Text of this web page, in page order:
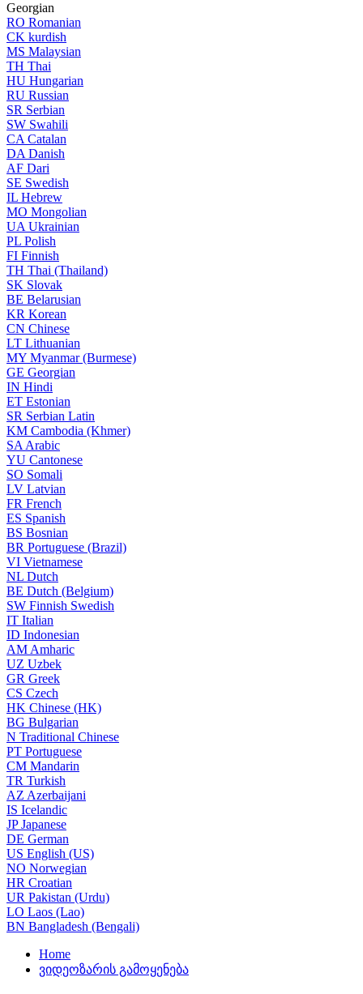
Georgian
RO Romanian
CK kurdish
MS Malaysian
TH Thai
HU Hungarian
RU Russian
SR Serbian
SW Swahili
CA Catalan
DA Danish
AF Dari
SE Swedish
IL Hebrew
MO Mongolian
UA Ukrainian
PL Polish
FI Finnish
TH Thai (Thailand)
SK Slovak
BE Belarusian
KR Korean
CN Chinese
LT Lithuanian
MY Myanmar (Burmese)
GE Georgian
IN Hindi
ET Estonian
SR Serbian Latin
KM Cambodia (Khmer)
SA Arabic
YU Cantonese
SO Somali
LV Latvian
FR French
ES Spanish
BS Bosnian
BR Portuguese (Brazil)
VI Vietnamese
NL Dutch
BE Dutch (Belgium)
SW Finnish Swedish
IT Italian
ID Indonesian
AM Amharic
UZ Uzbek
GR Greek
CS Czech
HK Chinese (HK)
BG Bulgarian
N Traditional Chinese
PT Portuguese
CM Mandarin
TR Turkish
AZ Azerbaijani
IS Icelandic
JPJapanese
DE German
US English (US)
NO Norwegian
HR Croatian
UR Pakistan (Urdu)
LO Laos (Lao)
BN Bangladesh (Bengali)
Home
ვიდეოზარის გამოყენება